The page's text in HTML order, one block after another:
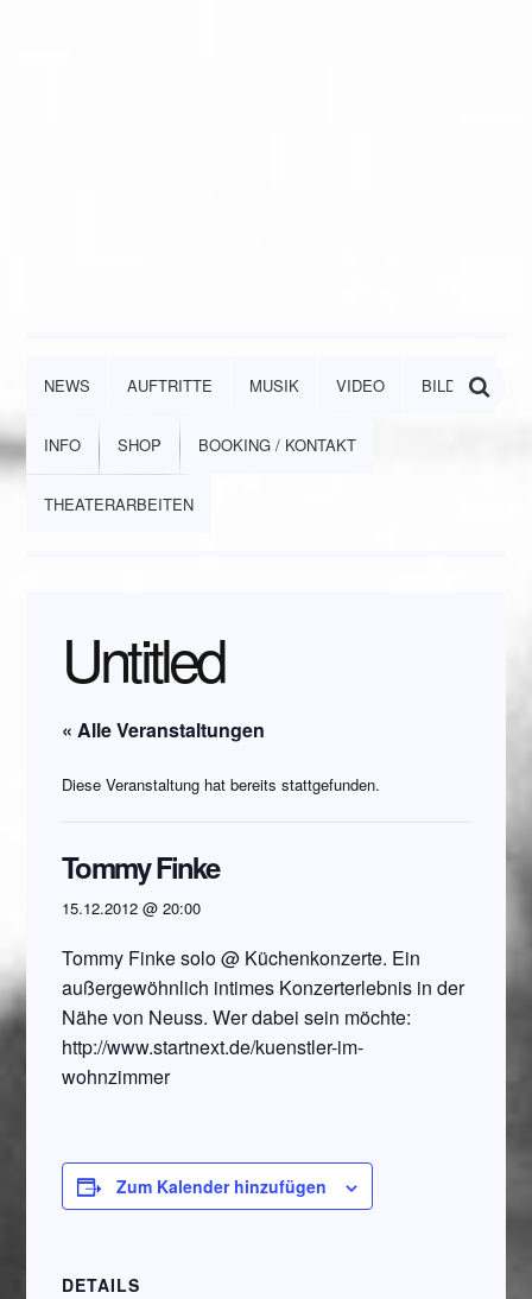
NEWS AUFTRITTE MUSIK VIDEO BILDER
INFO SHOP BOOKING / KONTAKT
THEATERARBEITEN
Untitled
« Alle Veranstaltungen
Diese Veranstaltung hat bereits stattgefunden.
Tommy Finke
15.12.2012 @ 20:00
Tommy Finke solo @ Küchenkonzerte. Ein
außergewöhnlich intimes Konzerterlebnis in der
Nähe von Neuss. Wer dabei sein möchte:
http://www.startnext.de/kuenstler-im-
wohnzimmer
Zum Kalender hinzufügen
DETAILS